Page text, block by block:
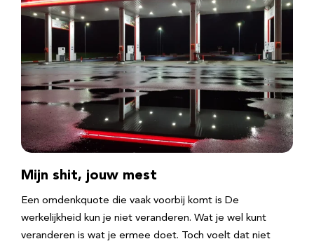
Mijn shit, jouw mest
Een omdenkquote die vaak voorbij komt is De
werkelijkheid kun je niet veranderen. Wat je wel kunt
veranderen is wat je ermee doet. Toch voelt dat niet